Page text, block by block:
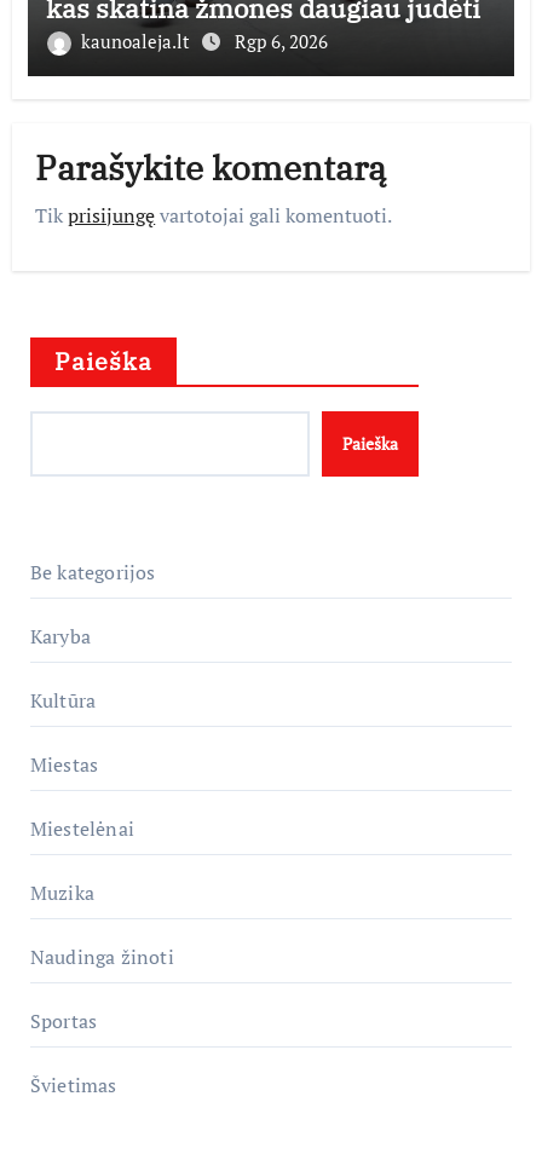
kas skatina žmones daugiau judėti
kaunoaleja.lt Rgp 6, 2026
Parašykite komentarą
Tikprisijungęvartotojai gali komentuoti.
Paieška
Paieška
Be kategorijos
Karyba
Kultūra
Miestas
Miestelėnai
Muzika
Naudinga žinoti
Sportas
Švietimas